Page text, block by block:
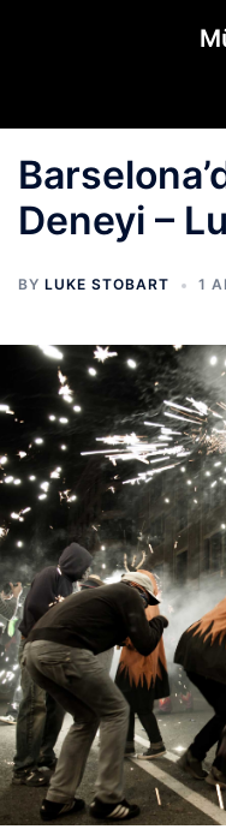
Deneyi –
BY LUKE STOBART 1